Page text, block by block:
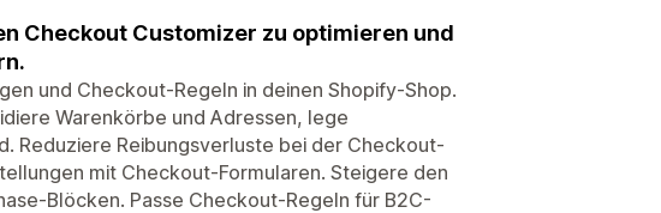
Checkout Customizer zu optimieren und
und Checkout-Regeln in deinen Shopify-Shop.
Warenkörbe und Adressen, lege
Reduziere Reibungsverluste bei der Checkout-
mit Checkout-Formularen. Steigere den
Blöcken. Passe Checkout-Regeln für B2C-